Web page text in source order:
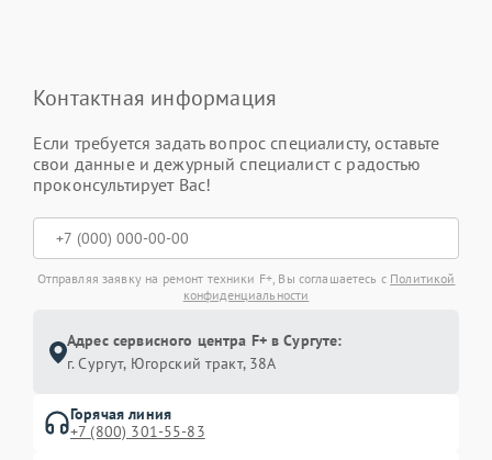
Контактная информация
Если требуется задать вопрос специалисту, оставьте
свои данные и дежурный специалист с радостью
проконсультирует Вас!
Отправляя заявку на ремонт техники F+, Вы соглашаетесь с Политикой
конфиденциальности
Адрес сервисного центра F+ в Сургуте:
г. Сургут, Югорский тракт, 38А
Горячая линия
+7 (800) 301-55-83